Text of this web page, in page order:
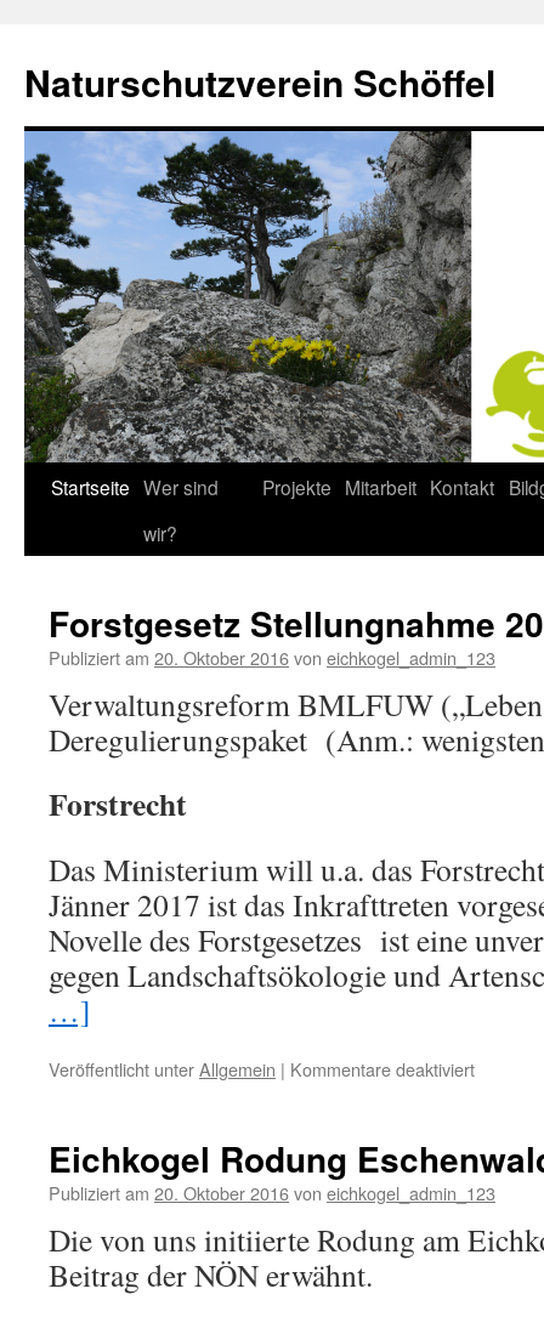
Naturschutzverein Schöffel
Zum
Startseite Wer sind
wir?
Projekte Mitarbeit Kontakt
Forstgesetz Stellungnahme
Publiziert am 20. Oktober 2016von eichkogel_admin_123
Verwaltungsreform BMLFUW
Deregulierungspaket (Anm.:
Forstrecht
Das Ministerium will u.a. das
Jänner 2017 ist das Inkrafttreten
Novelle des Forstgesetzes ist eine
gegen Landschaftsökologie und
…]
Veröffentlicht unterAllgemein | Kommentare deaktiviert
Eichkogel Rodung
Publiziert am 20. Oktober 2016von eichkogel_admin_123
Die von uns initiierte Rodung am
Beitrag der NÖN erwähnt.